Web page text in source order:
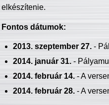
elkészítenie.
Fontos dátumok:
2013. szeptember 27.-
2014. január 31.-
2014. február 14.- A
2014. február 28.- A